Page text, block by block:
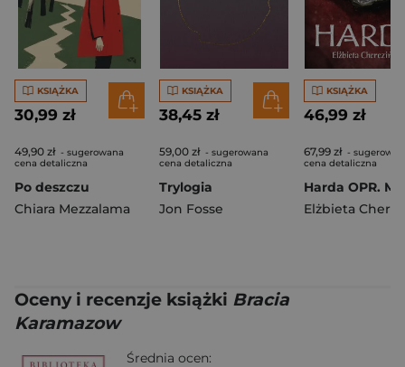
KSIĄŻKA
30,99 zł
49,90 zł - sugerowana
cena detaliczna
Po deszczu
Chiara Mezzalama
KSIĄŻKA
38,45 zł
59,00 zł - sugerowana
cena detaliczna
Trylogia
Jon Fosse
KSIĄŻKA
46,99 zł
67,99 zł -
cena detaliczna
Harda OPR.
Oceny i recenzje książki Bracia
Karamazow
Średnia ocen: